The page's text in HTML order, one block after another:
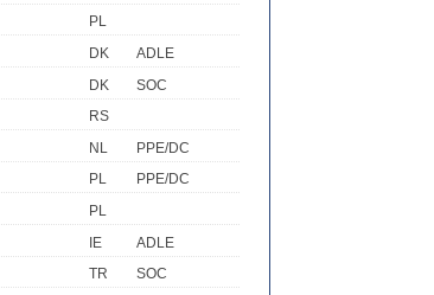
PL
DK
ADLE
DK
SOC
RS
NL
PPE/DC
PL
PPE/DC
PL
IE
ADLE
TR
SOC